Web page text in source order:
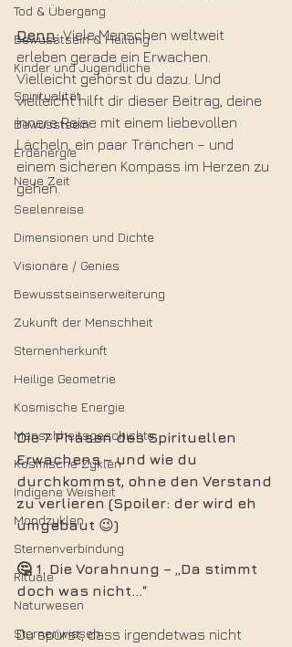
Tod & Übergang
Bewusstsein & Heilung
Kinder und Jugendliche
Spiritualität
Bewusstsein
Erdenergie
Neue Zeit
Seelenreise
Dimensionen und Dichte
Visionäre / Genies
Bewusstseinserweiterung
Zukunft der Menschheit
Sternenherkunft
Heilige Geometrie
Kosmische Energie
Menschheitsgeschichte
Kosmische Zyklen
Indigene Weisheit
Mondzyklen
Sternenverbindung
Rituale
Naturwesen
Sternenwissen
Denn: Viele Menschen weltweit
erleben gerade ein Erwachen.
Vielleicht gehörst du dazu. Und
vielleicht hilft dir dieser Beitrag, deine
innere Reise mit einem liebevollen
Lächeln, ein paar Tränchen – und
einem sicheren Kompass im Herzen zu
gehen.
Die 7 Phasen des Spirituellen
Erwachens – und wie du
durchkommst, ohne den Verstand
zu verlieren (Spoiler: der wird eh
umgebaut 😉)
🤔 1. Die Vorahnung – „Da stimmt
doch was nicht…“
Du spürst, dass irgendetwas nicht